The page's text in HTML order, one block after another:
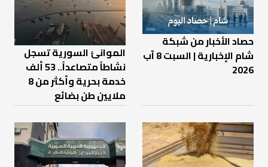
حصاد الأخبار من شبكة
شام الإخبارية | السبت 8 آب
2026
الموانئ السورية تسجل
نشاطاً متصاعداً.. 53 ألف
خدمة بحرية وأكثر من 8
ملايين طن بضائع